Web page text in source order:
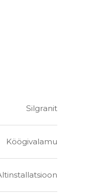
Silgranit
Köögivalamu